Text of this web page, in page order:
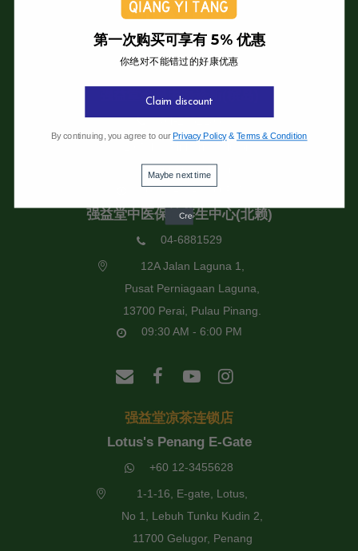
强益堂全息中医诊所
强益堂全息中医诊所(槟岛)
04-2832108
11600 Pulau Pinang.
09:30 AM - 6:00 PM
强益堂中医保健养生中心(北赖)
04-6881529
12A Jalan Laguna 1,
Pusat Perniagaan Laguna,
13700 Perai, Pulau Pinang.
09:30 AM - 6:00 PM
强益堂凉茶连锁店
Lotus's Penang E-Gate
+60 12-3455628
1-1-16, E-gate, Lotus,
No 1, Lebuh Tunku Kudin 2,
11700 Gelugor, Penang
第一次购买可享有 5% 优惠
你绝对不能错过的好康优惠
Claim discount
By continuing, you agree to our Privacy Policy&Terms & Condition
Maybe next time